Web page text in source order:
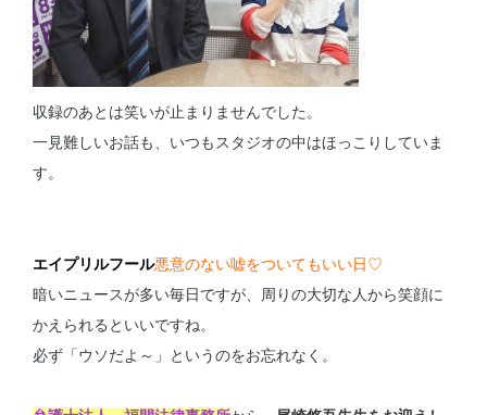
収録のあとは笑いが止まりませんでした。
一見難しいお話も、いつもスタジオの中はほっこりしていま
す。
エイプリルフール悪意のない嘘をついてもいい日♡
暗いニュースが多い毎日ですが、周りの大切な人から笑顔に
かえられるといいですね。
必ず「ウソだよ～」というのをお忘れなく。